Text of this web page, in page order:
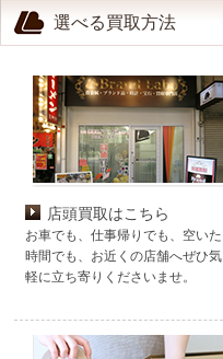
選べる買取方法
店頭買取はこちら
お車でも、仕事帰りでも、空いた
時間でも、お近くの店舗へぜひ気
軽に立ち寄りくださいませ。